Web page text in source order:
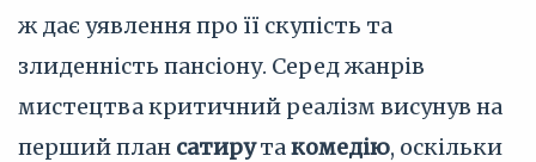
ж дає уявлення про її скупість та
злиденність пансіону. Серед жанрів
мистецтва критичний реалізм висунув на
перший план сатирутакомедію, оскільки